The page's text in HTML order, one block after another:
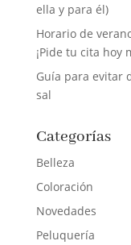
ella y para él)
Horario de
¡Pide tu cita hoy
Guía para evitar
sal
Categorías
Belleza
Coloración
Novedades
Peluquería